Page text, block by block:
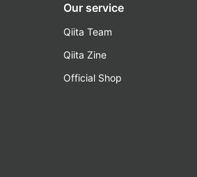
Our service
Qiita Team
Qiita Zine
Official Shop